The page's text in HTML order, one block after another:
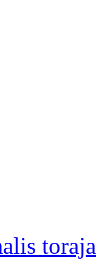
toraja